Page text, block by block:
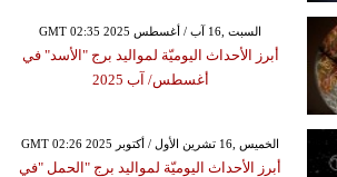
GMT 02:35 2025 السبت ,16 آب / أغسطس
أبرز الأحداث اليوميّة لمواليد برج "الأسد" في
أغسطس/ آب 2025
GMT 02:26 2025 الخميس ,16 تشرين الأول / أكتوبر
أبرز الأحداث اليوميّة لمواليد برج "الحمل "في